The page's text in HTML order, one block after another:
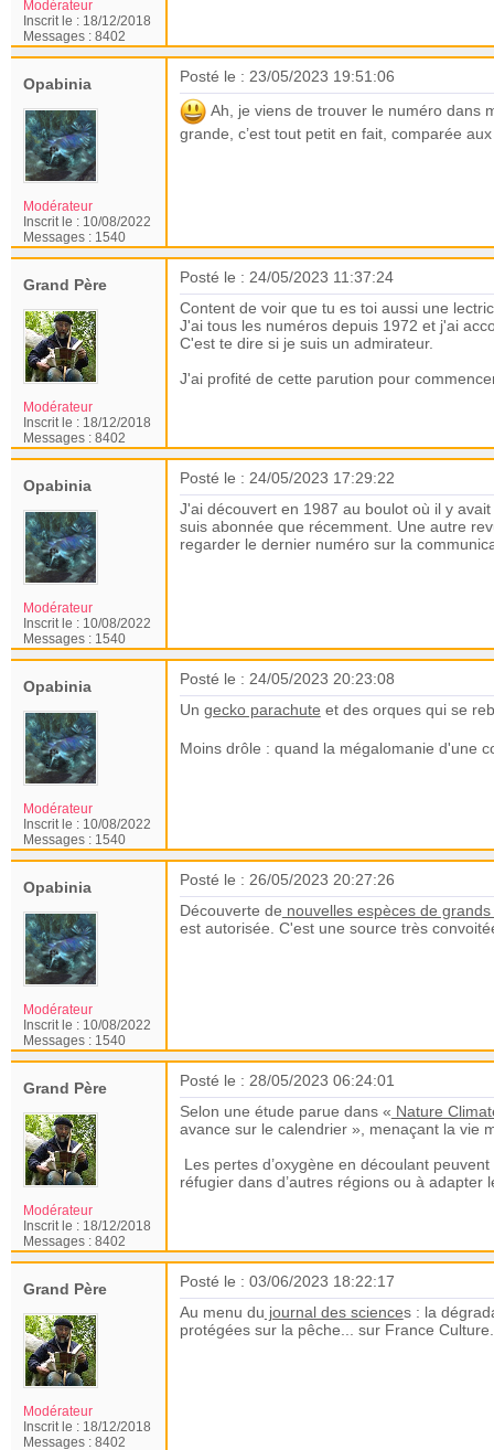
Modérateur
Inscrit le : 18/12/2018
Messages : 8402
Opabinia
Modérateur
Inscrit le : 10/08/2022
Messages : 1540
Posté le : 23/05/2023 19:51:06
Ah, je viens de trouver le numéro dans
grande, c’est tout petit en fait, comparée
Grand Père
Modérateur
Inscrit le : 18/12/2018
Messages : 8402
Posté le : 24/05/2023 11:37:24
Content de voir que tu es toi aussi une
J'ai tous les numéros depuis 1972 et j'ai
C'est te dire si je suis un admirateur.
J'ai profité de cette parution pour
Opabinia
Modérateur
Inscrit le : 10/08/2022
Messages : 1540
Posté le : 24/05/2023 17:29:22
J'ai découvert en 1987 au boulot où il y
suis abonnée que récemment. Une autre
regarder le dernier numéro sur la
Opabinia
Modérateur
Inscrit le : 10/08/2022
Messages : 1540
Posté le : 24/05/2023 20:23:08
Un gecko parachute et des orques qui se
Moins drôle : quand la mégalomanie d'une
Opabinia
Modérateur
Inscrit le : 10/08/2022
Messages : 1540
Posté le : 26/05/2023 20:27:26
Découverte de nouvelles espèces de
est autorisée. C'est une source très
Grand Père
Modérateur
Inscrit le : 18/12/2018
Messages : 8402
Posté le : 28/05/2023 06:24:01
Selon une étude parue dans « Nature
avance sur le calendrier », menaçant la vie
Les pertes d’oxygène en découlant
réfugier dans d’autres régions ou à adapter
Grand Père
Modérateur
Inscrit le : 18/12/2018
Messages : 8402
Posté le : 03/06/2023 18:22:17
Au menu du journal des sciences : la
protégées sur la pêche... sur France Culture.